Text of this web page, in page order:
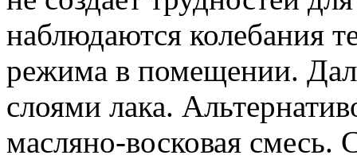
наблюдаются колебания
режима в помещении.
слоями лака.
масляно-восковая смесь.